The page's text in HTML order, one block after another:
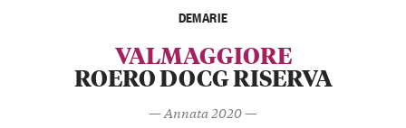
DEMARIE
VALMAGGIORE
ROERO DOCG RISERVA
— Annata 2020 —